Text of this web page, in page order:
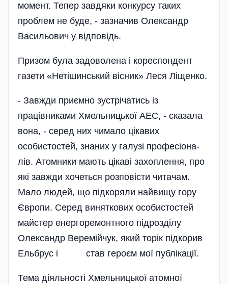
момент. Тепер завдяки конкурсу таких
проблем не буде, - зазначив Олександр
Васильович у від­повідь.
Призом була задово­лена і кореспондент
газети «Не­тішинський віс­ник» Леся Ліщенко.
- Завжди приємно зустрічатись із
працівниками Хме­ль­ни­цької АЕС, - сказала
вона, - серед них чимало ці­кавих
особистостей, знаних у галузі про­фес­іона­
лів. Ато­­м­ники мают­ь цікаві захоп­лення, про
які завжди хочеться розпов­істи читачам.
Мало людей, що підкоряли найвищу гору
Європи. Серед­ виняткових особис­тостей
майстер енергоремонтного під­розділу
Олександр Веремійчук, який торік підкорив
Ель­брус і став героєм мої пу­блікації.
Тема діяльності Хмельницької атомної